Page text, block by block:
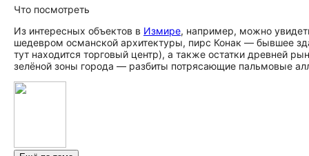
Что посмотреть
Из интересных объектов в Измире, например, можно
шедевром османской архитектуры, пирс Конак — бывшее
тут находится торговый центр), а также остатки древней
зелёной зоны города — разбиты потрясающие пальмовые